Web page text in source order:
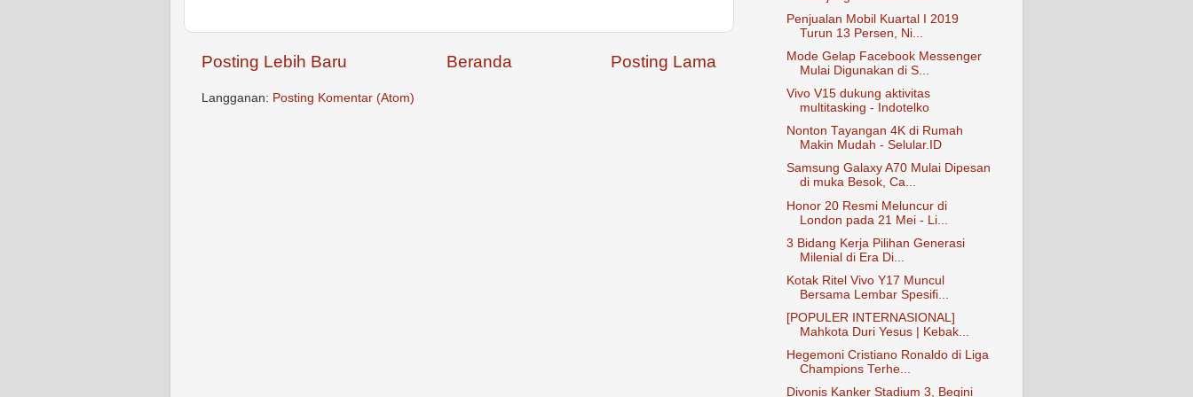
Posting Lebih Baru Posting Lama
Beranda
Langganan: Posting Komentar (Atom)
Penjualan Mobil Kuartal I 2019
Turun 13 Persen, Ni...
Mode Gelap Facebook Messenger
Mulai Digunakan di S...
Vivo V15 dukung aktivitas
multitasking - Indotelko
Nonton Tayangan 4K di Rumah
Makin Mudah - Selular.ID
Samsung Galaxy A70 Mulai Dipesan
di muka Besok, Ca...
Honor 20 Resmi Meluncur di
London pada 21 Mei - Li...
3 Bidang Kerja Pilihan Generasi
Milenial di Era Di...
Kotak Ritel Vivo Y17 Muncul
Bersama Lembar Spesifi...
[POPULER INTERNASIONAL]
Mahkota Duri Yesus | Kebak...
Hegemoni Cristiano Ronaldo di Liga
Champions Terhe...
Divonis Kanker Stadium 3, Begini